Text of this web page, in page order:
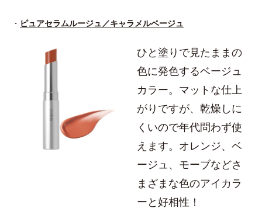
・ ピュアセラムルージュ／キャラメルベージュ
ひと塗りで見たままの
色に発色するベージュ
カラー。マットな仕上
がりですが、乾燥しに
くいので年代問わず使
えます。オレンジ、ベ
ージュ、モーブなどさ
まざまな色のアイカラ
ーと好相性！